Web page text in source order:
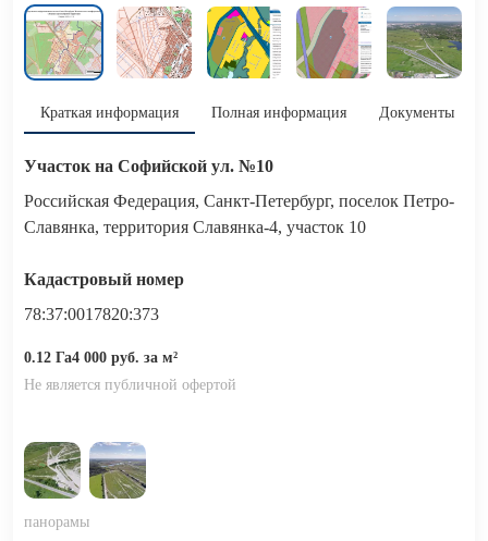
Краткая информация Полная информация Документы
Участок на Софийской ул. №10
Российская Федерация, Санкт-Петербург, поселок Петро-
Славянка, территория Славянка-4, участок 10
Кадастровый номер
78:37:0017820:373
0.12 Га4 000 руб. за м²
Не является публичной офертой
панорамы